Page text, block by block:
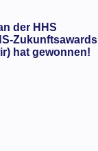
der HHS
Zukunftsawards
hat gewonnen!